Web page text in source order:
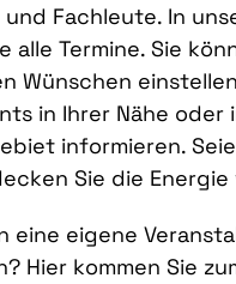
und Fachleute. In
alle Termine. Sie
Wünschen
in Ihrer Nähe oder
informieren.
Sie die Energie
eine eigene
Hier kommen Sie